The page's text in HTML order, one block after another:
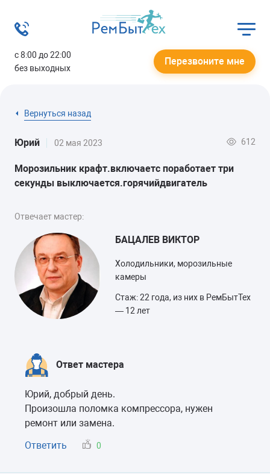
с 8:00 до 22:00
без выходных
Перезвоните мне
Вернуться назад
Юрий 02 мая 2023 612
Морозильник крафт.включаетс поработает три
секунды выключается.горячийдвигатель
Отвечает мастер:
БАЦАЛЕВ ВИКТОР
Холодильники, морозильные
камеры
Стаж: 22 года, из них в РемБытТех
— 12 лет
Ответ мастера
Юрий, добрый день.
Произошла поломка компрессора, нужен
ремонт или замена.
Ответить
0